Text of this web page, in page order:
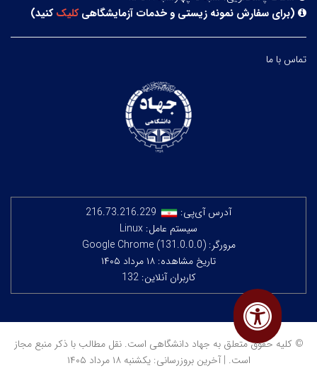
(برای سفارش نمونه زیستی و خدمات آزمایشگاهیکلیککنید)
تماس با ما
آدرس آی‌پی:
216.73.216.229
سیستم عامل: Linux
مرورگر: Google Chrome (131.0.0.0)
تاریخ مشاهده: ۱۸ مرداد ۱۴۰۵
کاربران آنلاین: 132
© کلیه حقوق متعلق به جهاد دانشگاهی است. نقل مطالب با ذکر منبع مجاز
است. | آخرین بروزرسانی: یکشنبه ۱۸ مرداد ۱۴۰۵